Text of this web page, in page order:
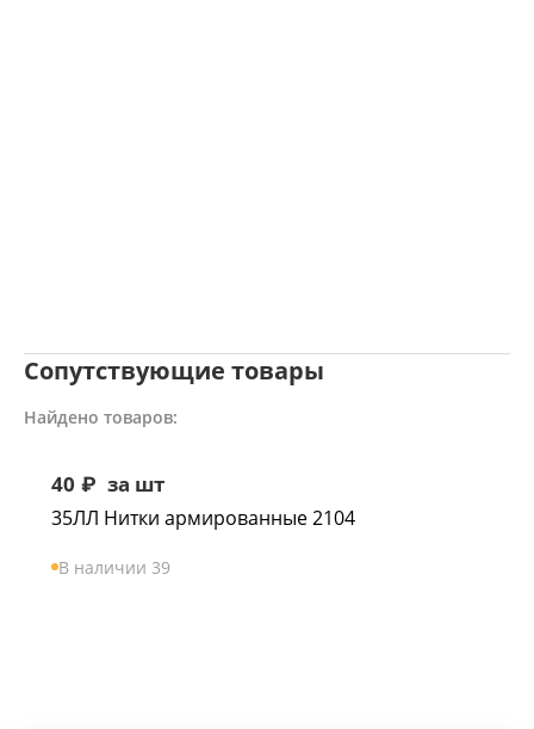
Сопутствующие товары
Найдено товаров:
40 ₽ за шт
35ЛЛ Нитки армированные 2104
В наличии 39